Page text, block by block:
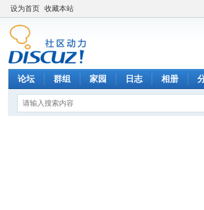
设为首页 收藏本站
论坛 群组 家园 日志 相册